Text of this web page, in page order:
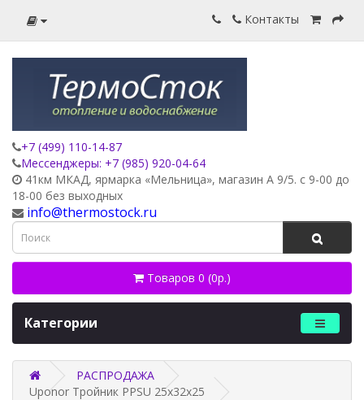
Контакты
+7 (499) 110-14-87
Мессенджеры: +7 (985) 920-04-64
41км МКАД, ярмарка «Мельница», магазин А 9/5. с 9-00 до
18-00 без выходных
info@thermostock.ru
Товаров 0 (0р.)
Категории
РАСПРОДАЖА
Uponor Тройник PPSU 25x32x25